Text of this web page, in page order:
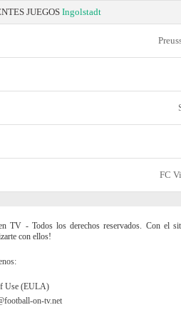
JUEGOS Ingolstadt
FC
TV - Todos los derechos reservados. Con el
con ellos!
Use (EULA)
on-tv.net